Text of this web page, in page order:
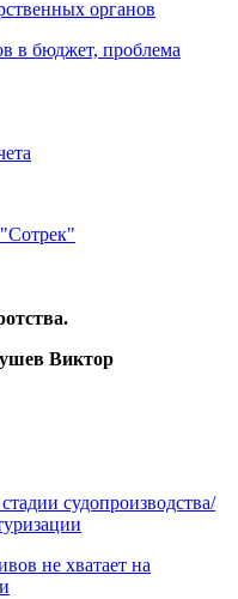
органов
в бюджет, проблема
Виктор
судопроизводства/
не хватает на